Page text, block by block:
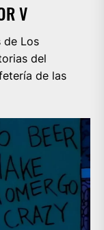
V
de Los
del
de las